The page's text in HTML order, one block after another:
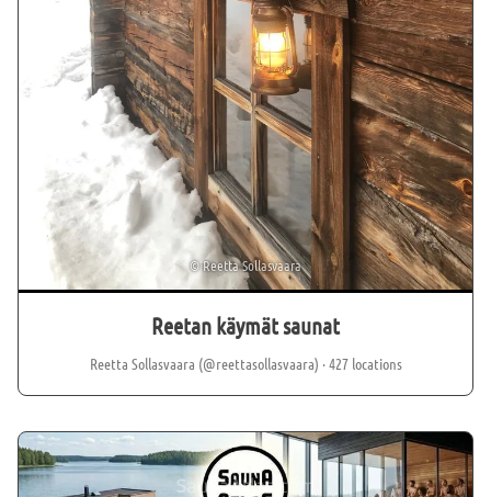
©Reetta Sollasvaara
Reetan käymät saunat
Reetta Sollasvaara (@reettasollasvaara) · 427 locations